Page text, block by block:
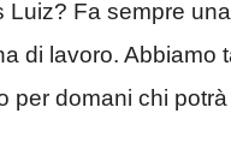
Luiz? Fa sempre
di lavoro. Abbiamo
per domani chi